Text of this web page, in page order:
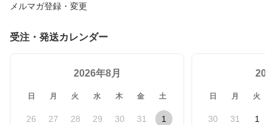
メルマガ登録・変更
受注・発送カレンダー
2026年8月
日 月 火 水 木 金 土
26 27 28 29 30 31 1
日 月 火
30 31 1